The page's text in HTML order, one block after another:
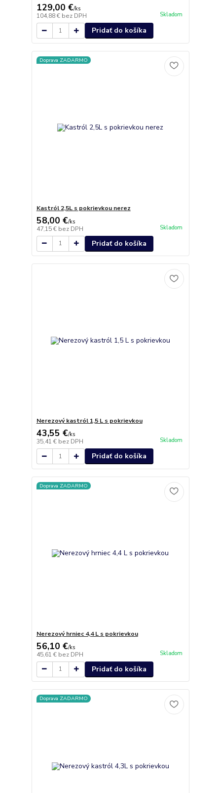
129,00 €/ks
104,88 € bez DPH Skladom
Pridať do košíka
Doprava ZADARMO
Kastról 2,5L s pokrievkou nerez
58,00 €/ks
47,15 € bez DPH Skladom
Pridať do košíka
Nerezový kastról 1,5 L s pokrievkou
43,55 €/ks
35,41 € bez DPH Skladom
Pridať do košíka
Doprava ZADARMO
Nerezový hrniec 4,4 L s pokrievkou
56,10 €/ks
45,61 € bez DPH Skladom
Pridať do košíka
Doprava ZADARMO